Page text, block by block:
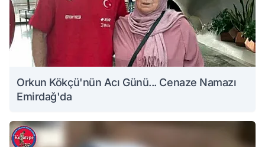
Orkun Kökçü'nün Acı Günü... Cenaze Namazı
Emirdağ'da